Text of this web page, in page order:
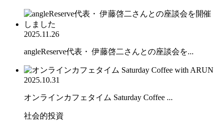
2025.11.26
angleReserve代表・ 伊藤啓二さんとの座談会を...
2025.10.31
オンラインカフェタイム Saturday Coffee ...
社会的投資